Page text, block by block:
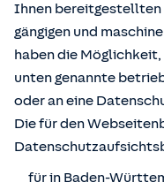
Ihnen bereitgestellten
gängigen und
haben die
unten genannte
oder an eine
Die für den
für in Baden-